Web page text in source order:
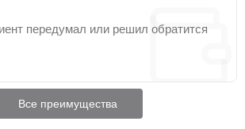
передумал или решил обратится
Все преимущества